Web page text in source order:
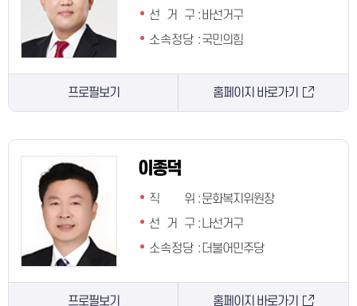
선 거 구 : 바선거구
소속정당 :국민의힘
프로필보기 홈페이지 바로가기
이종덕
직 위
:문화복지위원장
선 거 구 : 나선거구
소속정당 : 더불어민주당
프로필보기 홈페이지 바로가기